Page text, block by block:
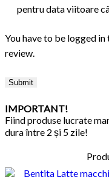
pentru data viitoare
You have to be logged
review.
IMPORTANT!
Fiind produse lucrate
dura între 2 și 5 zile!